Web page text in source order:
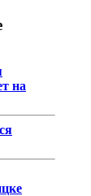
на